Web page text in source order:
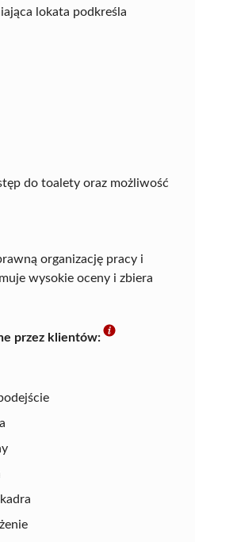
lokata podkreśla
do toalety oraz możliwość
organizację pracy i
wysokie oceny i zbiera
przez klientów: